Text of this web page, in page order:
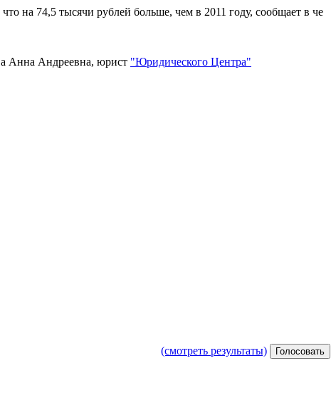
на 74,5 тысячи рублей больше, чем в 2011 году, сообщает в че
Анна Андреевна, юрист "Юридического Центра"
(смотреть результаты)